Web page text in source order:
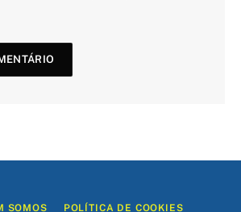
SOMOS POLÍTICA DE COOKIES